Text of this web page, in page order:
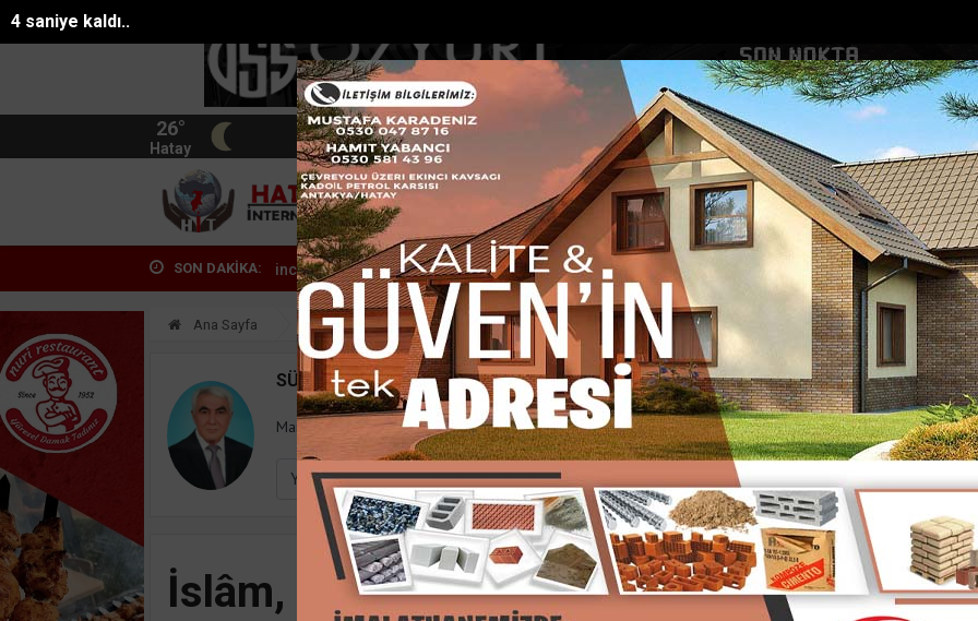
3 saniye kaldı..
26°
Hatay
BIST 13.744 46.2686 EURO
HATAY GÜNDEM MAGAZİN KADIN-YAŞAM SPOR SAĞLIK
SON DAKİKA:
Yapar, Asfalt Plent Tesisinde inceleme... Hatayda hayvan sağlığı için aşılama ve üretic... Defneli muhtarlar, Türkiyenin en büyük atık s...
Yazarlar Web TV
Ana Sayfa Yazarlar Süleyman GÖKSU
SÜLEYMAN GÖKSU
Mail:suleymangoksu@gmail.com
İslâm, ırkçılığın her türlüsünü